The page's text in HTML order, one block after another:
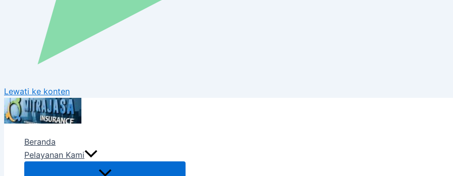
Lewati ke konten
Beranda
Pelayanan Kami